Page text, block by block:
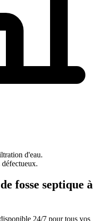
d'eau.
défectueux.
fosse septique à
24/7 pour tous vos